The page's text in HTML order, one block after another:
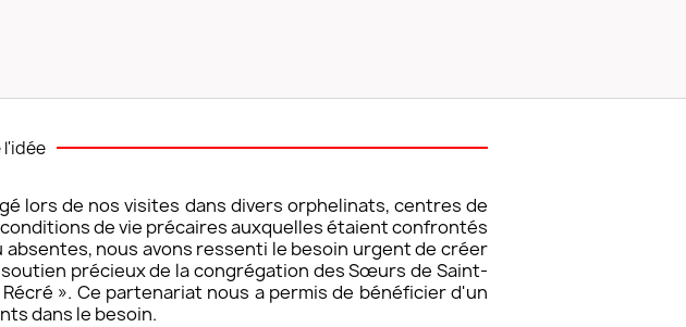
l'idée
lors de nos visites dans divers orphelinats, centres de
de vie précaires auxquelles étaient confrontés
nous avons ressenti le besoin urgent de créer
précieux de la congrégation des Sœurs de Saint-
». Ce partenariat nous a permis de bénéficier d'un
dans le besoin.